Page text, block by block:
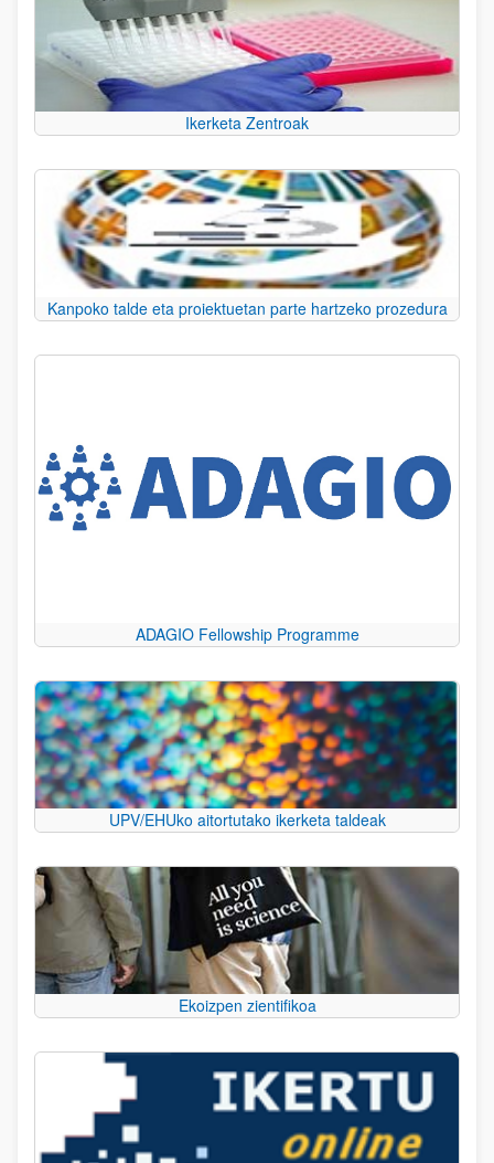
Ikerketa Zentroak
Kanpoko talde eta proiektuetan parte hartzeko prozedura
ADAGIO Fellowship Programme
UPV/EHUko aitortutako ikerketa taldeak
Ekoizpen zientifikoa